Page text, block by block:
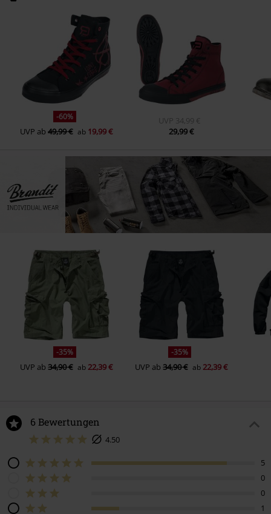
-60%
UVP ab49,99 € ab 19,99 €
UVP 34,99 €
29,99 €
-35%
UVP ab34,90 € ab 22,39 €
-35%
UVP ab34,90 € ab 22,39 €
6 Bewertungen
4.50
5
0
0
1